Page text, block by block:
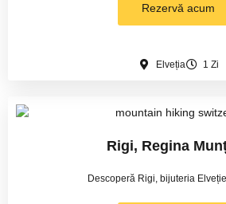
Rezervă acum
Elveția 1 Zi
Rigi, Regina
Descoperă Rigi, bijuteria